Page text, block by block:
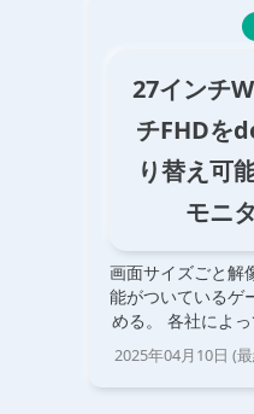
27インチ
チFHDを
り替え可
モニ
画面サイズごと解
能がついているゲ
める。 各社によ
ード」だったり「
ったり呼び方が
することが目的
2025年04月10日 (